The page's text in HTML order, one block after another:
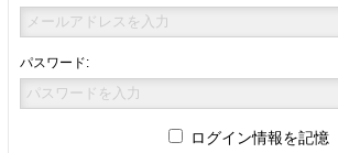
パスワード:
ログイン情報を記憶